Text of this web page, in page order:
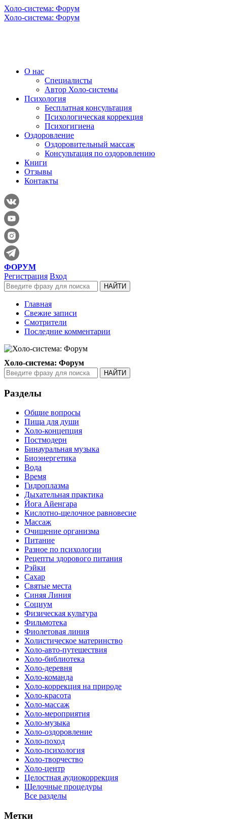
Холо-система: Форум
Холо-система: Форум
О нас
Специалисты
Автор Холо-системы
Психология
Бесплатная консультация
Психологическая коррекция
Психогигиена
Оздоровление
Оздоровительный массаж
Консультация по оздоровлению
Книги
Отзывы
Контакты
ФОРУМ
Регистрация Вход
Главная
Свежие записи
Смотрители
Последние комментарии
Холо-система: Форум
Разделы
Общие вопросы
Пища для души
Холо-концепция
Постмодерн
Бинауральная музыка
Биоэнергетика
Вода
Время
Гидроплазма
Дыхательная практика
Йога Айенгара
Кислотно-щелочное равновесие
Массаж
Очищение организма
Питание
Разное по психологии
Рецепты здорового питания
Рэйки
Сахар
Святые места
Синяя Линия
Социум
Физическая культура
Фильмотека
Фиолетовая линия
Холистическое материнство
Холо-авто-путешествия
Холо-библиотека
Холо-деревня
Холо-команда
Холо-коррекция на природе
Холо-красота
Холо-массаж
Холо-мероприятия
Холо-музыка
Холо-оздоровление
Холо-поход
Холо-психология
Холо-творчество
Холо-центр
Целостная аудиокоррекция
Щелочные процедуры
Все разделы
Метки